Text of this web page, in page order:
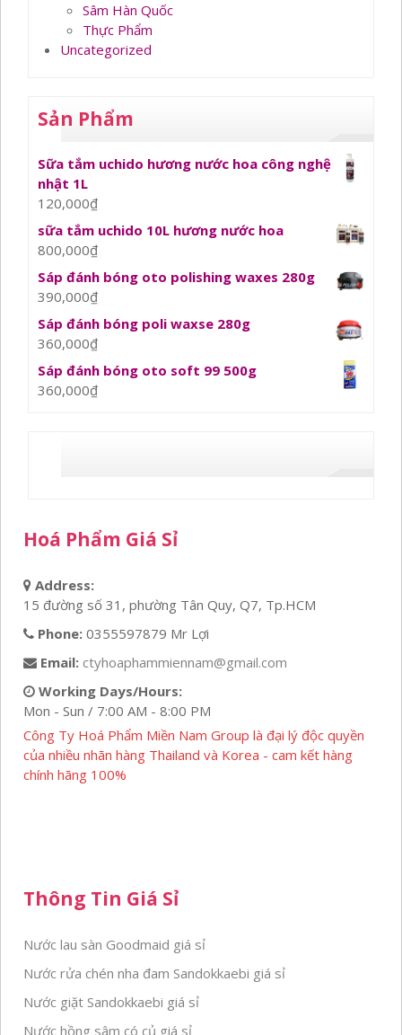
Sâm Hàn Quốc
Thực Phẩm
Uncategorized
Sản Phẩm
Sữa tắm uchido hương nước hoa công nghệ
nhật 1L
120,000₫
sữa tắm uchido 10L hương nước hoa
800,000₫
Sáp đánh bóng oto polishing waxes 280g
390,000₫
Sáp đánh bóng poli waxse 280g
360,000₫
Sáp đánh bóng oto soft 99 500g
360,000₫
Hoá Phẩm Giá Sỉ
Address:
15 đường số 31, phường Tân Quy, Q7, Tp.HCM
Phone: 0355597879 Mr Lợi
Email: ctyhoaphammiennam@gmail.com
Working Days/Hours:
Mon - Sun / 7:00 AM - 8:00 PM
Công Ty Hoá Phẩm Miền Nam Group là đại lý độc quyền
của nhiều nhãn hàng Thailand và Korea - cam kết hàng
chính hãng 100%
Thông Tin Giá Sỉ
Nước lau sàn Goodmaid giá sỉ
Nước rửa chén nha đam Sandokkaebi giá sỉ
Nước giặt Sandokkaebi giá sỉ
Nước hồng sâm có củ giá sỉ